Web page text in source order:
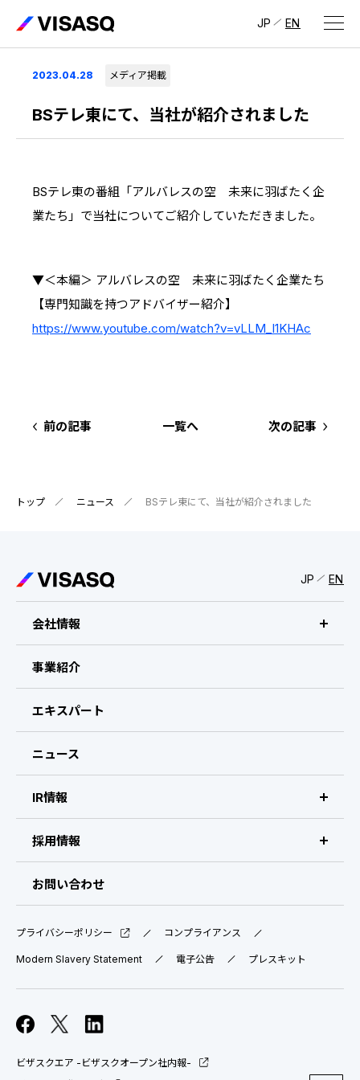
JP EN
会社情報
ビザスクについて
経営メンバー
IR情報トップ
IRライブラリ
採用情報
採用サイト（日本）
2023.04.28 メディア掲載
BSテレ東にて、当社が紹介されました
BSテレ東の番組「アルバレスの空 未来に羽ばたく企
業たち」で当社についてご紹介していただきました。
▼＜本編＞ アルバレスの空 未来に羽ばたく企業たち
【専門知識を持つアドバイザー紹介】
https://www.youtube.com/watch?v=vLLM_l1KHAc
前の記事 一覧へ 次の記事
トップ ニュース BSテレ東にて、当社が紹介されました
JP EN
会社情報
ビザスクについて
CEOメッセージ
会社概要・拠点
事業紹介
エキスパート
ニュース
IR情報
IR情報 トップ
IRライブラリ
業績ハイライト
株式について
コーポレート・ガバナンス
よくある質問
採用情報
採用サイト（日本）
中途採用：ビジネス職・コーポレート職
お問い合わせ
プライバシーポリシー コンプライアンス
Modern Slavery Statement 電子公告 プレスキット
ビザスクエア -ビザスクオープン社内報-